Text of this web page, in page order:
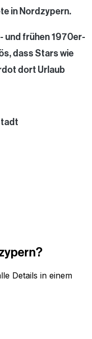
in Nordzypern.
und frühen 1970er-
dass Stars wie
dort Urlaub
?
Details in einem